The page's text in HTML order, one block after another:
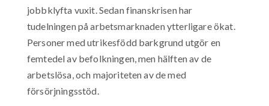
jobbklyfta vuxit. Sedan finanskrisen har
tudelningen på arbetsmarknaden ytterligare ökat.
Personer med utrikesfödd barkgrund utgör en
femtedel av befolkningen, men hälften av de
arbetslösa, och majoriteten av de med
försörjningsstöd.